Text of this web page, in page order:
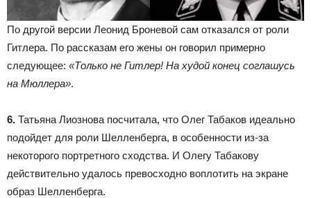
По другой версии Леонид Броневой сам отказался от роли
Гитлера. По рассказам его жены он говорил примерно
следующее: «Только не Гитлер! На худой конец соглашусь
на Мюллера».
6. Татьяна Лиознова посчитала, что Олег Табаков идеально
подойдет для роли Шелленберга, в особенности из-за
некоторого портретного сходства. И Олегу Табакову
действительно удалось превосходно воплотить на экране
образ Шелленберга.